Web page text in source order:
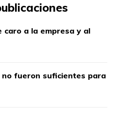
caro a la empresa y al
no fueron suficientes para